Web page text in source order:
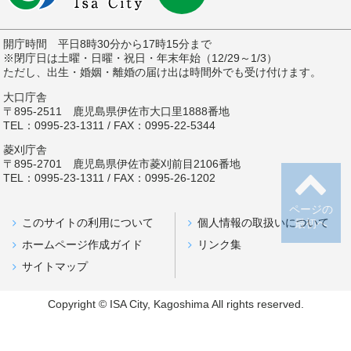
ページの
最初へ
開庁時間 平日8時30分から17時15分まで
※閉庁日は土曜・日曜・祝日・年末年始（12/29～1/3）
ただし、出生・婚姻・離婚の届け出は時間外でも受け付けます。
大口庁舎
〒895-2511 鹿児島県伊佐市大口里1888番地
TEL：0995-23-1311 / FAX：0995-22-5344
菱刈庁舎
〒895-2701 鹿児島県伊佐市菱刈前目2106番地
TEL：0995-23-1311 / FAX：0995-26-1202
このサイトの利用について
個人情報の取扱いについて
ホームページ作成ガイド
リンク集
サイトマップ
Copyright © ISA City, Kagoshima All rights reserved.